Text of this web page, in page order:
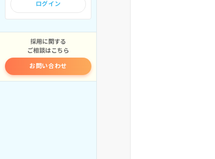
ログイン
採用に関する
ご相談はこちら
お問い合わせ